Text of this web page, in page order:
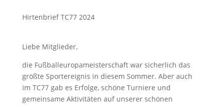
Hirtenbrief TC77 2024
Liebe Mitglieder,
die Fußballeuropameisterschaft war sicherlich das
größte Sportereignis in diesem Sommer. Aber auch
im TC77 gab es Erfolge, schöne Turniere und
gemeinsame Aktivitäten auf unserer schönen